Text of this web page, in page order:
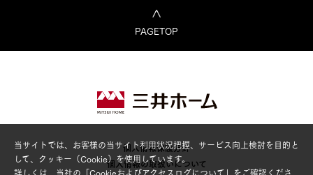
PAGETOP
個人情報保護方針
個人情報の取扱いについて
当サイトでは、お客様の当サイト利用状況把握、サービス向上検討を目的と
して、クッキー（Cookie）を使用しています。